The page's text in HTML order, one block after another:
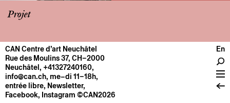
Projet
CENTRE
Infos pratiques
Fonctionnement
À propos
CAN Centre d’art Neuchâtel
Rue des Moulins 37, CH–2000
Neuchâtel, +41327240160,
info@can.ch, me–di 11–18h,
entrée libre, Newsletter,
Facebook, Instagram ©CAN2026
En